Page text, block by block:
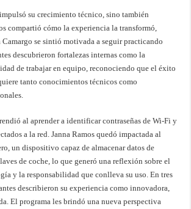
su crecimiento técnico, sino también
compartió cómo la experiencia la transformó,
se sintió motivada a seguir practicando
descubrieron fortalezas internas como la
de trabajar en equipo, reconociendo que el éxito
tanto conocimientos técnicos como
al aprender a identificar contraseñas de Wi-Fi y
a la red. Janna Ramos quedó impactada al
un dispositivo capaz de almacenar datos de
de coche, lo que generó una reflexión sobre el
y la responsabilidad que conlleva su uso. En tres
describieron su experiencia como innovadora,
El programa les brindó una nueva perspectiva